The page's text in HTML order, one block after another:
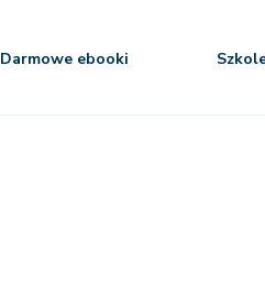
Darmowe ebooki